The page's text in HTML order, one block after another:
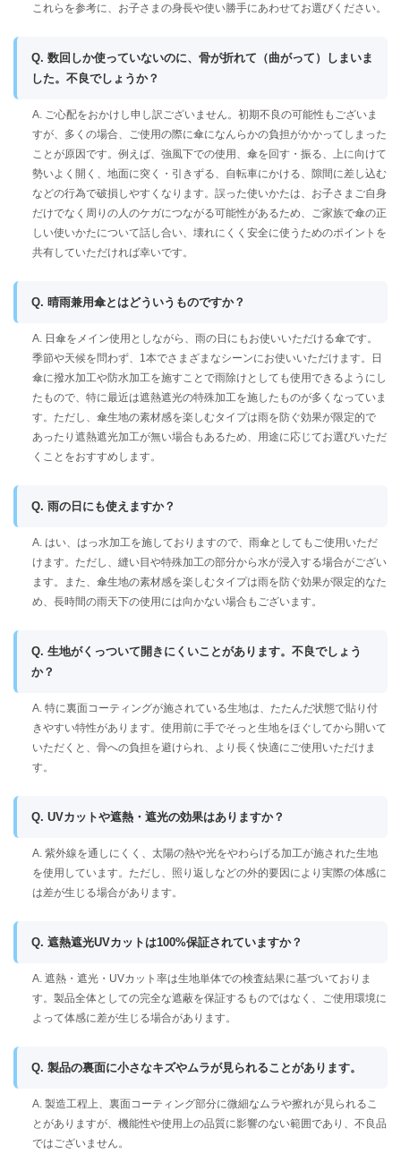
これらを参考に、お子さまの身長や使い勝手にあわせてお選びください。
Q. 数回しか使っていないのに、骨が折れて（曲がって）しまいま
した。不良でしょうか？
A. ご心配をおかけし申し訳ございません。初期不良の可能性もございま
すが、多くの場合、ご使用の際に傘になんらかの負担がかかってしまった
ことが原因です。例えば、強風下での使用、傘を回す・振る、上に向けて
勢いよく開く、地面に突く・引きずる、自転車にかける、隙間に差し込む
などの行為で破損しやすくなります。誤った使いかたは、お子さまご自身
だけでなく周りの人のケガにつながる可能性があるため、ご家族で傘の正
しい使いかたについて話し合い、壊れにくく安全に使うためのポイントを
共有していただければ幸いです。
Q. 晴雨兼用傘とはどういうものですか？
A. 日傘をメイン使用としながら、雨の日にもお使いいただける傘です。
季節や天候を問わず、1本でさまざまなシーンにお使いいただけます。日
傘に撥水加工や防水加工を施すことで雨除けとしても使用できるようにし
たもので、特に最近は遮熱遮光の特殊加工を施したものが多くなっていま
す。ただし、傘生地の素材感を楽しむタイプは雨を防ぐ効果が限定的で
あったり遮熱遮光加工が無い場合もあるため、用途に応じてお選びいただ
くことをおすすめします。
Q. 雨の日にも使えますか？
A. はい、はっ水加工を施しておりますので、雨傘としてもご使用いただ
けます。ただし、縫い目や特殊加工の部分から水が浸入する場合がござい
ます。また、傘生地の素材感を楽しむタイプは雨を防ぐ効果が限定的なた
め、長時間の雨天下の使用には向かない場合もございます。
Q. 生地がくっついて開きにくいことがあります。不良でしょう
か？
A. 特に裏面コーティングが施されている生地は、たたんだ状態で貼り付
きやすい特性があります。使用前に手でそっと生地をほぐしてから開いて
いただくと、骨への負担を避けられ、より長く快適にご使用いただけま
す。
Q. UVカットや遮熱・遮光の効果はありますか？
A. 紫外線を通しにくく、太陽の熱や光をやわらげる加工が施された生地
を使用しています。ただし、照り返しなどの外的要因により実際の体感に
は差が生じる場合があります。
Q. 遮熱遮光UVカットは100%保証されていますか？
A. 遮熱・遮光・UVカット率は生地単体での検査結果に基づいておりま
す。製品全体としての完全な遮蔽を保証するものではなく、ご使用環境に
よって体感に差が生じる場合があります。
Q. 製品の裏面に小さなキズやムラが見られることがあります。
A. 製造工程上、裏面コーティング部分に微細なムラや擦れが見られるこ
とがありますが、機能性や使用上の品質に影響のない範囲であり、不良品
ではございません。